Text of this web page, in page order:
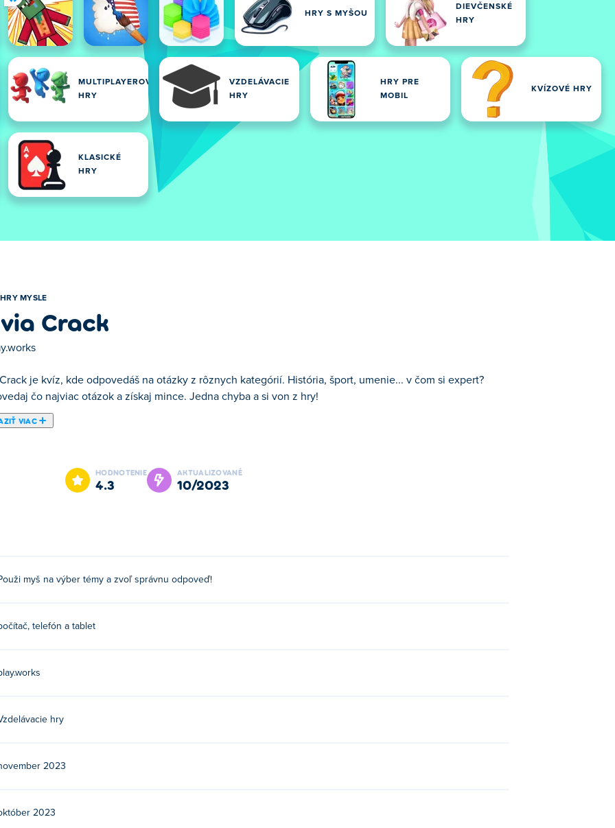
HRY S MYŠOU
DIEVČENSKÉ
HRY
MULTIPLAYEROVÉ
HRY
VZDELÁVACIE
HRY
HRY PRE
MOBIL
KVÍZOVÉ ​​HRY
KLASICKÉ
HRY
HRY MYSLE
Crack
je kvíz, kde odpovedáš na otázky z rôznych kategórií. História, šport, umenie... v čom si expert?
čo najviac otázok a získaj mince. Jedna chyba a si von z hry!
VIAC
na otázky o množstve rôznych kategórií. Je tu šport, zábava, umenie, história a mnoho ďalších, takže
v každom kole odpovedať na otázku z náhodnej kategórie
môžete vy a až 6 ďalších hráčov bojovať o to, kto je najmúdrejší!
zariadeniach, ako sú telefóny a tablety.
HODNOTENIE
4.3
AKTUALIZOVANÉ
10/2023
myš na výber témy a zvoľ správnu odpoveď!
telefón a tablet
hry
2023
2023